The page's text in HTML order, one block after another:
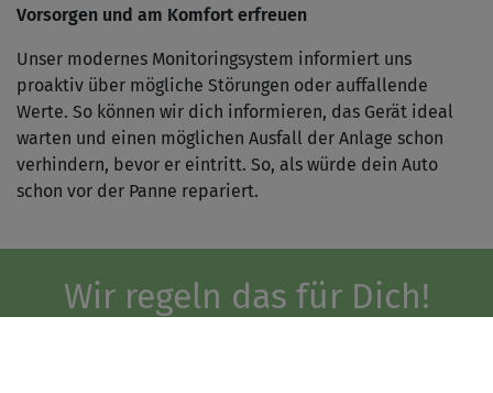
Vorsorgen und am Komfort erfreuen
Unser modernes Monitoringsystem informiert uns
proaktiv über mögliche Störungen oder auffallende
Werte. So können wir dich informieren, das Gerät ideal
warten und einen möglichen Ausfall der Anlage schon
verhindern, bevor er eintritt. So, als würde dein Auto
schon vor der Panne repariert.
Wir regeln das für Dich!